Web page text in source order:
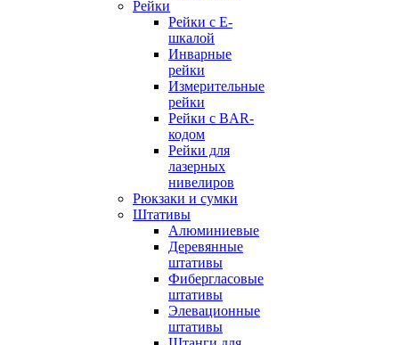
Рейки
Рейки с E-
шкалой
Инварные
рейки
Измерительные
рейки
Рейки с BAR-
кодом
Рейки для
лазерных
нивелиров
Рюкзаки и сумки
Штативы
Алюминиевые
Деревянные
штативы
Фибергласовые
штативы
Элевационные
штативы